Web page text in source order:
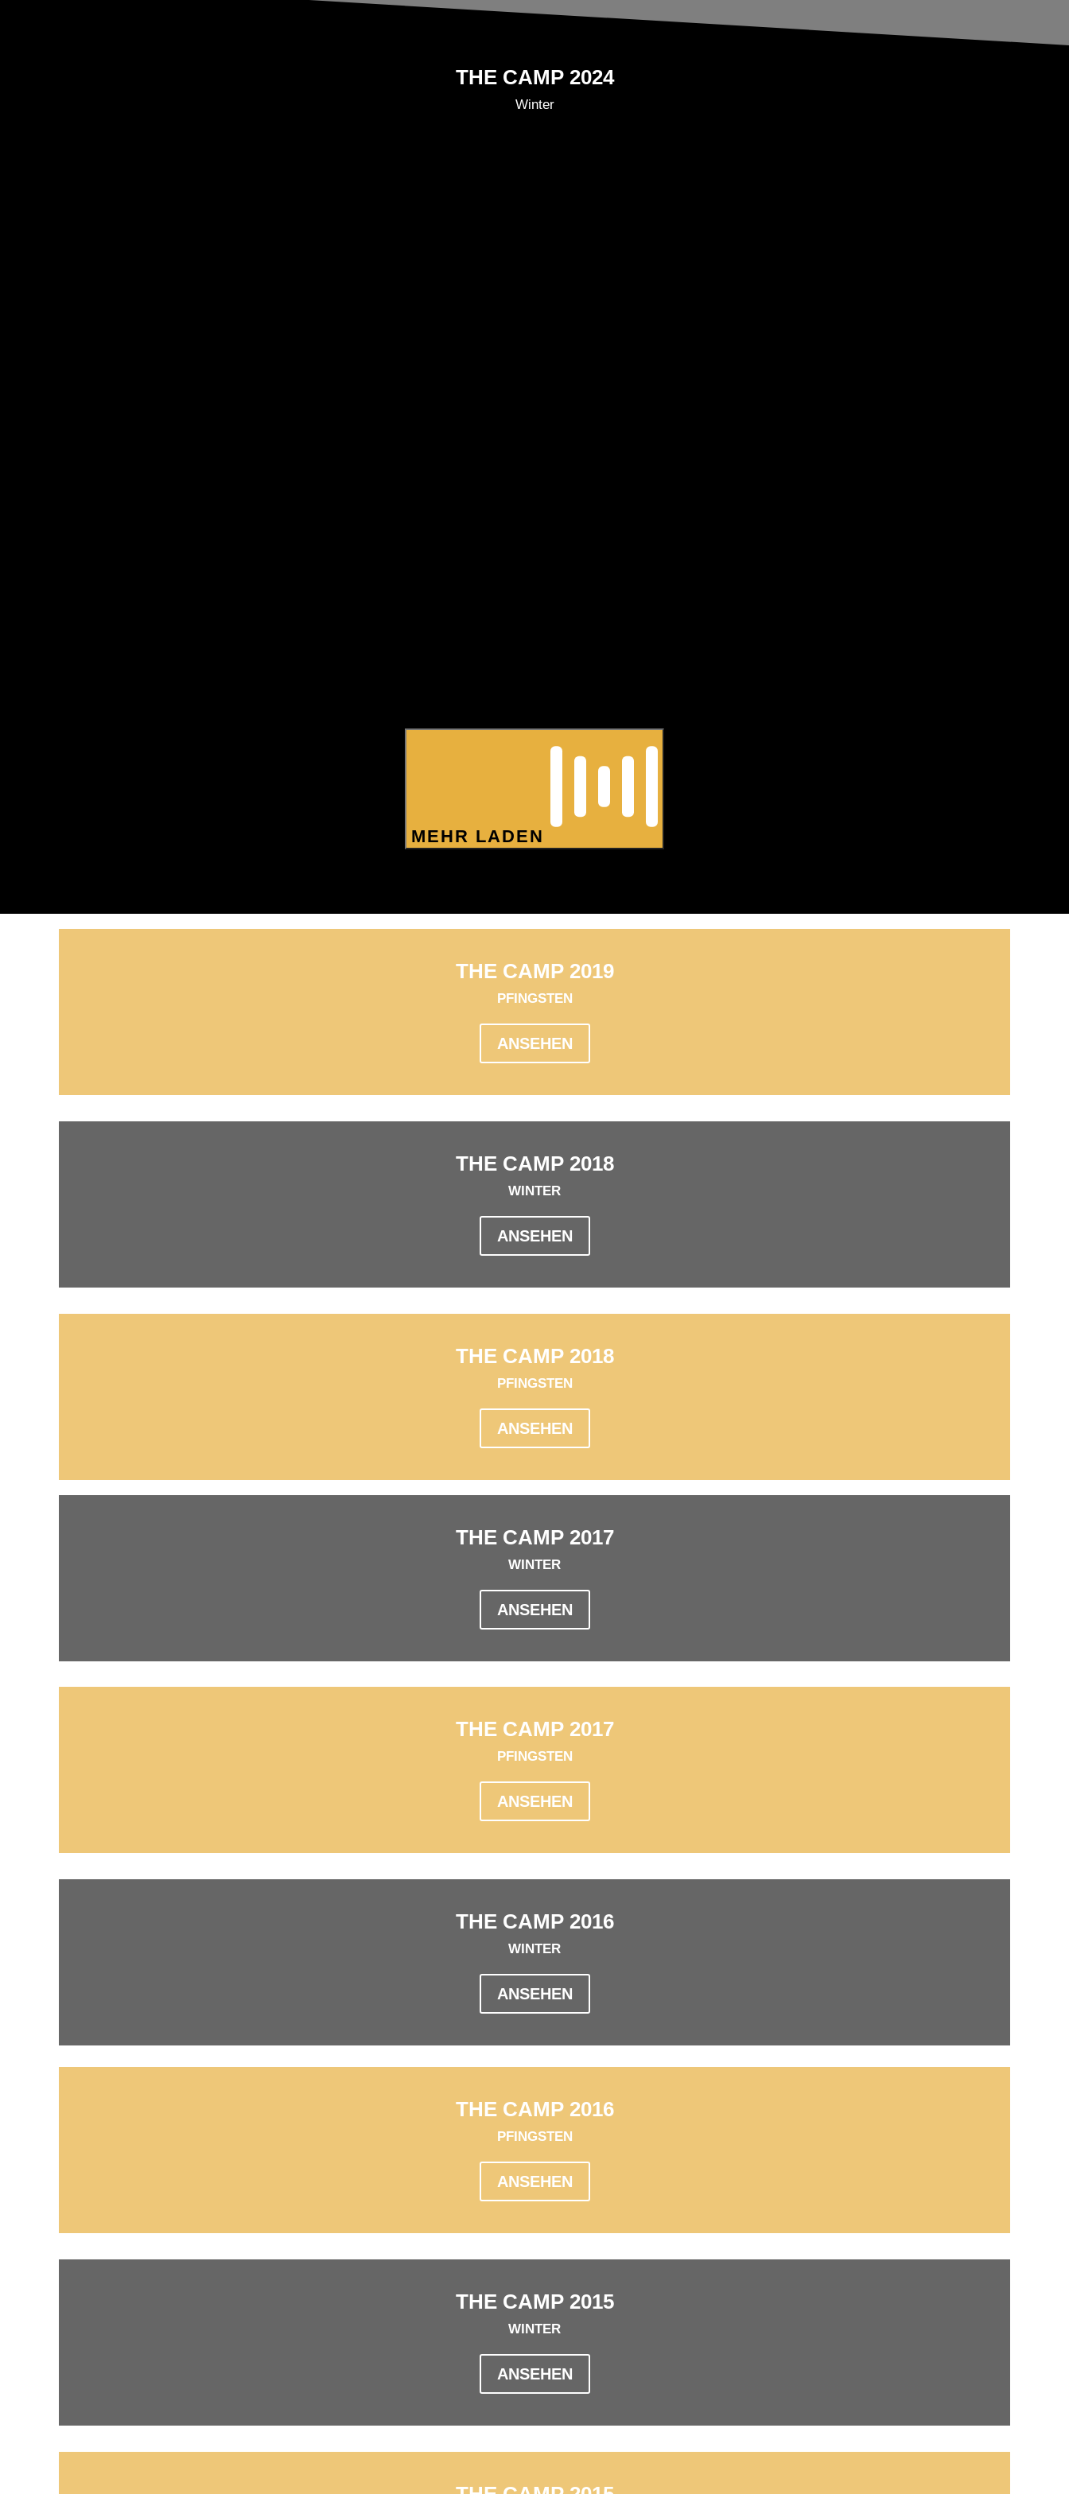
THE CAMP 2024
Winter
MEHR LADEN
THE CAMP 2019
PFINGSTEN
ANSEHEN
THE CAMP 2018
WINTER
ANSEHEN
THE CAMP 2018
PFINGSTEN
ANSEHEN
THE CAMP 2017
WINTER
ANSEHEN
THE CAMP 2017
PFINGSTEN
ANSEHEN
THE CAMP 2016
WINTER
ANSEHEN
THE CAMP 2016
PFINGSTEN
ANSEHEN
THE CAMP 2015
WINTER
ANSEHEN